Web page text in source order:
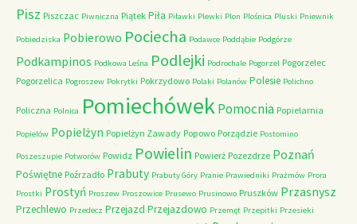
Pisz Piszczac Piwniczna Piątek Piła Piławki Plewki Plon Plośnica Pluski Pniewnik
Pobiedziska Pobierowo Pociecha Podawce Poddąbie Podgórze
Podkampinos Podkowa Leśna Podlejki Podrochale Pogorzel Pogorzelec
Pogorzelica Pogroszew Pokrytki Pokrzydowo Polaki Polanów Polesie Polichno
Policzna Polnica PomiechówekPomocnia Popielarnia
Popielów Popielżyn Popielżyn Zawady Popowo Porządzie Postomino
Poszeszupie Potworów Powidz Powielin Powierż Pozezdrze Poznań
Poświętne Poźrzadło Prabuty Prabuty Góry Pranie Prawiedniki Prażmów Prora
Prostki Prostyń Proszew Proszowice Prusewo Prusinowo Pruszków Przasnysz
Przechlewo Przedecz Przejazd Przejazdowo Przemęt Przepitki Przesieki